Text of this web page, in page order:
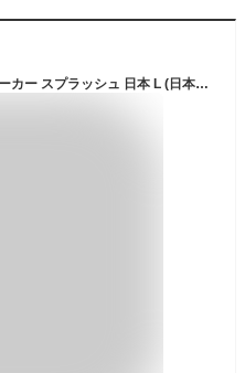
[フォーキャスト] 撥水ストレッチパーカー スプラッシュ 日本 L (日本サイズL相当)